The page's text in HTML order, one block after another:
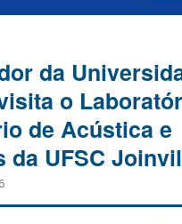
da
o
de Acústica e
da UFSC